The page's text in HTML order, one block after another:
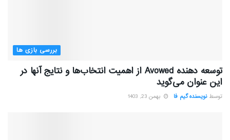
بررسی بازی ها
توسعه دهنده Avowed از اهمیت انتخاب‌ها و نتایج آنها در
این عنوان می‌گوید
توسط نویسنده گیم فا بهمن 23, 1403